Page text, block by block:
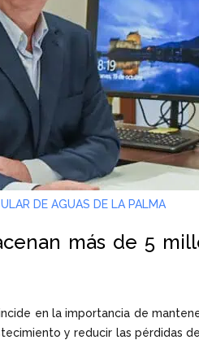
DE AGUAS DE LA PALMA
más de 5
en la importancia de
y reducir las pérdidas